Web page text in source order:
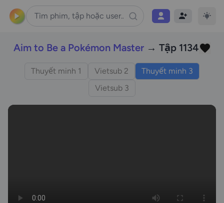
Aim to Be a Pokémon Master→ Tập 1134
Thuyết minh 1 Vietsub 2
Thuyết minh 3
Vietsub 3